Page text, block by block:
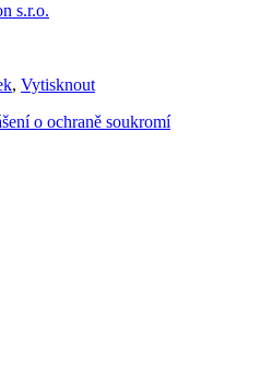
s.r.o.
, Vytisknout
o ochraně soukromí